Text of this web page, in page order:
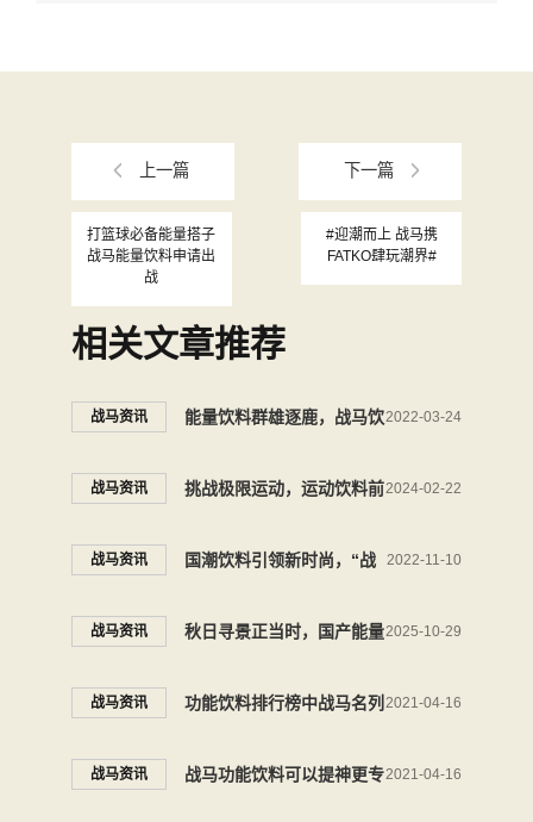
上一篇
打篮球必备能量搭子
战马能量饮料申请出
战
下一篇
#迎潮而上 战马携
FATKO肆玩潮界#
相关文章推荐
战马资讯 能量饮料群雄逐鹿，战马饮
料唤醒热血能量
2022-03-24
战马资讯 挑战极限运动，运动饮料前
十名还得看它
2024-02-22
战马资讯 国潮饮料引领新时尚，“战
马”助你的征战之旅能量十
2022-11-10
战马资讯 秋日寻景正当时，国产能量
饮料战马守护徒步摄影的专
2025-10-29
战马资讯 功能饮料排行榜中战马名列
前茅，深得广大年轻消费者
2021-04-16
战马资讯 战马功能饮料可以提神更专2021-04-16